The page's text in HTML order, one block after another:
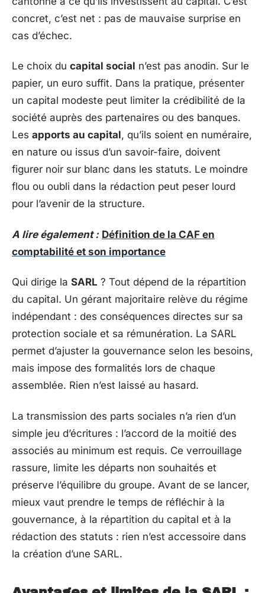
concret, c’est net : pas de mauvaise surprise en
cas d’échec.
Le choix du capital social n’est pas anodin. Sur le
papier, un euro suffit. Dans la pratique, présenter
un capital modeste peut limiter la crédibilité de la
société auprès des partenaires ou des banques.
Les apports au capital, qu’ils soient en numéraire,
en nature ou issus d’un savoir-faire, doivent
figurer noir sur blanc dans les statuts. Le moindre
flou ou oubli dans la rédaction peut peser lourd
pour l’avenir de la structure.
A lire également : Définition de la CAF en
comptabilité et son importance
Qui dirige la SARL ? Tout dépend de la répartition
du capital. Un gérant majoritaire relève du régime
indépendant : des conséquences directes sur sa
protection sociale et sa rémunération. La SARL
permet d’ajuster la gouvernance selon les besoins,
mais impose des formalités lors de chaque
assemblée. Rien n’est laissé au hasard.
La transmission des parts sociales n’a rien d’un
simple jeu d’écritures : l’accord de la moitié des
associés au minimum est requis. Ce verrouillage
rassure, limite les départs non souhaités et
préserve l’équilibre du groupe. Avant de se lancer,
mieux vaut prendre le temps de réfléchir à la
gouvernance, à la répartition du capital et à la
rédaction des statuts : rien n’est accessoire dans
la création d’une SARL.